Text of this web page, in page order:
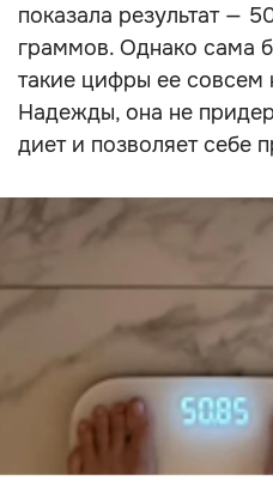
показала результат —
граммов. Однако сама
такие цифры ее
Надежды, она не
диет и позволяет себе